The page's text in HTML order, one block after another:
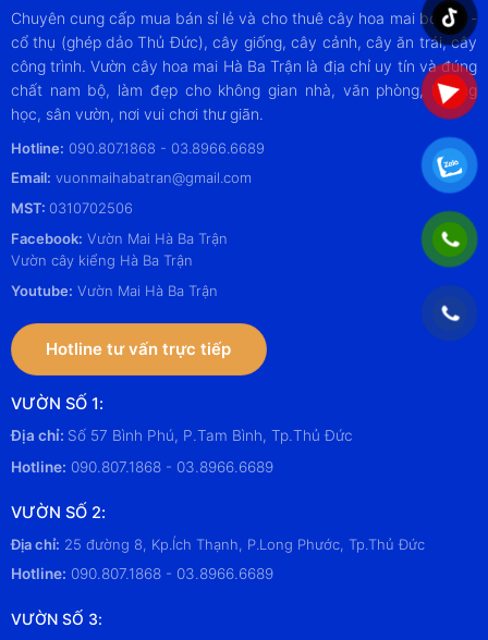
Chuyên cung cấp mua bán sỉ lẻ và cho thuê cây hoa mai bonsai -
cổ thụ (ghép dảo Thủ Đức), cây giống, cây cảnh, cây ăn trái, cây
công trình. Vườn cây hoa mai Hà Ba Trận là địa chỉ uy tín và đúng
chất nam bộ, làm đẹp cho không gian nhà, văn phòng, trường
học, sân vườn, nơi vui chơi thư giãn.
Hotline: 090.807.1868 - 03.8966.6689
Email: vuonmaihabatran@gmail.com
MST: 0310702506
Facebook: Vườn Mai Hà Ba Trận
Vườn cây kiểng Hà Ba Trận
Youtube: Vườn Mai Hà Ba Trận
Hotline tư vấn trực tiếp
VƯỜN SỐ 1:
Địa chỉ: Số 57 Bình Phú, P.Tam Bình, Tp.Thủ Đức
Hotline: 090.807.1868 - 03.8966.6689
VƯỜN SỐ 2:
Địa chỉ: 25 đường 8, Kp.Ích Thạnh, P.Long Phước, Tp.Thủ Đức
Hotline: 090.807.1868 - 03.8966.6689
VƯỜN SỐ 3: